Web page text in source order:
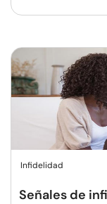
Infidelidad
Señales de